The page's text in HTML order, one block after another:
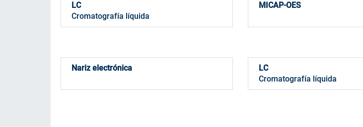
LC
Cromatografía líquida
MICAP-OES
Nariz electrónica
LC
Cromatografía líquida